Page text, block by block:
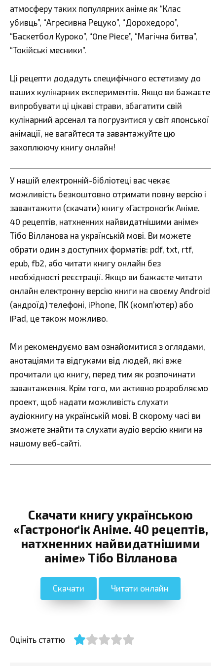
атмосферу таких популярних аніме як “Клас
убивць”, “Агресивна Рецуко”, “Дорохедоро”,
“Баскетбол Куроко”, “One Piece”, “Магічна битва”,
“Токійські месники”.
Ці рецепти додадуть специфічного естетизму до
ваших кулінарних експериментів. Якщо ви бажаєте
випробувати ці цікаві страви, збагатити свій
кулінарний арсенал та погрузитися у світ японської
анімації, не вагайтеся та завантажуйте цю
захоплюючу книгу онлайн!
У нашій електронній-бібліотеці вас чекає
можливість безкоштовно отримати повну версію і
завантажити (скачати) книгу «Гастроноґік Аніме.
40 рецептів, натхненних найвидатнішими аніме»
Тібо Вілланова на українській мові. Ви можете
обрати один з доступних форматів: pdf, txt, rtf,
epub, fb2, або читати книгу онлайн без
необхідності реєстрації. Якщо ви бажаєте читати
онлайн електронну версію книги на своєму Android
(андроїд) телефоні, iPhone, ПК (комп’ютер) або
iPad, це також можливо.
Ми рекомендуємо вам ознайомитися з оглядами,
анотаціями та відгуками від людей, які вже
прочитали цю книгу, перед тим як розпочинати
завантаження. Крім того, ми активно розробляємо
проект, щоб надати можливість слухати
аудіокнигу на українській мові. В скорому часі ви
зможете знайти та слухати аудіо версію книги на
нашому веб-сайті.
Скачати книгу українською
«Гастроноґік Аніме. 40 рецептів,
натхненних найвидатнішими
аніме» Тібо Вілланова
Скачати Читати онлайн
Оцініть статтю